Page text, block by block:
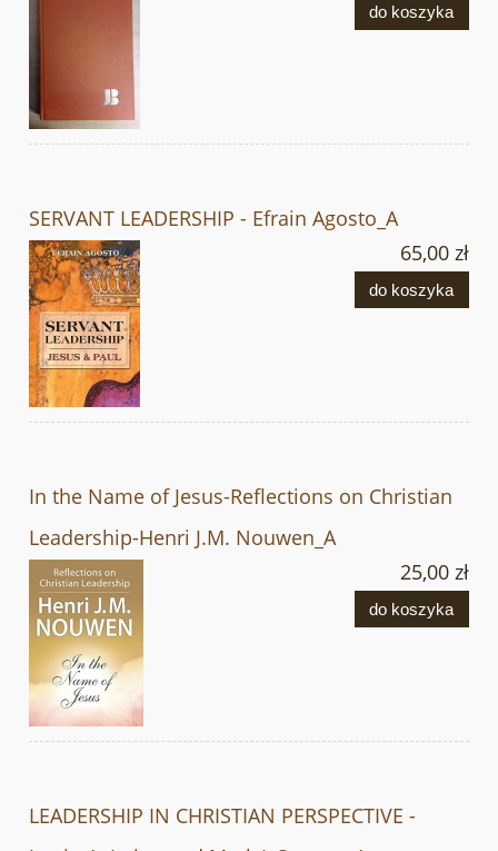
do koszyka
SERVANT LEADERSHIP - Efrain Agosto_A
65,00 zł
do koszyka
In the Name of Jesus-Reflections on Christian
Leadership-Henri J.M. Nouwen_A
25,00 zł
do koszyka
LEADERSHIP IN CHRISTIAN PERSPECTIVE -